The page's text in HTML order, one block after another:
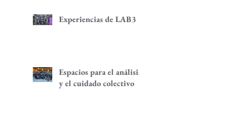
Experiencias de LAB3
Espacios para el análisis
y el cuidado colectivo